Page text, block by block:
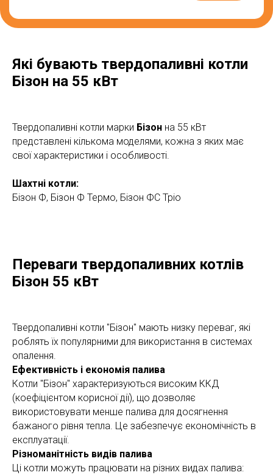
Які бувають твердопаливні котли
Бізон на 55 кВт
Твердопаливні котли марки Бізон на 55 кВт
представлені кількома моделями, кожна з яких має
свої характеристики і особливості.
Шахтні котли:
Бізон Ф, Бізон Ф Термо, Бізон ФС Тріо
Переваги твердопаливних котлів
Бізон 55 кВт
Твердопаливні котли "Бізон" мають низку переваг, які
роблять їх популярними для використання в системах
опалення.
Ефективність і економія палива
Котли "Бізон" характеризуються високим ККД
(коефіцієнтом корисної дії), що дозволяє
використовувати менше палива для досягнення
бажаного рівня тепла. Це забезпечує економічність в
експлуатації.
Різноманітність видів палива
Ці котли можуть працювати на різних видах палива: